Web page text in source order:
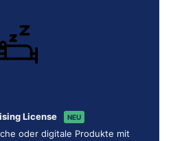
License NEU
oder digitale Produkte mit